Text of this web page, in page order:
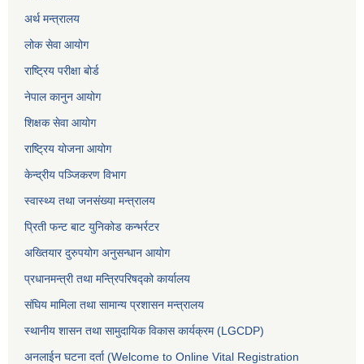
अर्थ मन्त्रालय
लोक सेवा आयोग
राष्ट्रिय परीक्षा बोर्ड
नेपाल कानुन आयोग
शिक्षक सेवा आयोग
राष्ट्रिय योजना आयोग
केन्द्रीय पञ्जिकरण विभाग
स्वास्थ्य तथा जनसंख्या मन्त्रालय
प्रिती फन्ट बाट युनिकोड कन्भर्रटर
अख्तियार दुरुपयोग अनुसन्धान आयोग
प्रधानमन्त्री तथा मन्त्रिपरिषद्को कार्यालय
संघिय मामिला तथा सामान्य प्रशासन मन्त्रालय
स्थानीय शासन तथा सामुदायिक विकास कार्यक्रम (LGCDP)
अनलाईन घटना दर्ता (Welcome to Online Vital Registration